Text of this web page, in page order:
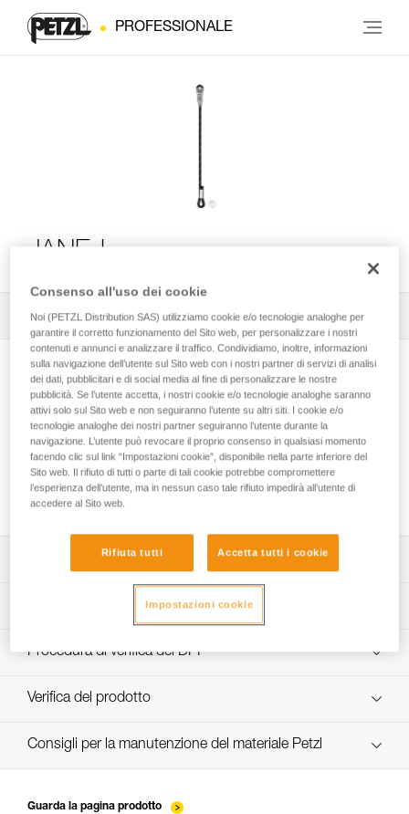
PROFESSIONALE
JANE-I
Tutti i consigli tecnici 1 Filtro
Realizzare un cordino Y con un cordino
JANE o PROGRESS ADJUST-I con nodo
Scarica la scheda tecnica (PDF)
Technical Notice
App per il controllo e la manutenzione dei DPI
Procedura di verifica del DPI
verif-EPI-longe-corde-non-reglable-procedure-IT
Verifica del prodotto
verif-EPI-longe-corde-non-reglable-suivi-IT
Consigli per la manutenzione del materiale Petzl
Guarda la pagina prodotto
Consenso all'uso dei cookie
Noi (PETZL Distribution SAS) utilizziamo cookie e/o tecnologie analoghe per
garantire il corretto funzionamento del Sito web, per personalizzare i nostri
contenuti e annunci e analizzare il traffico. Condividiamo, inoltre, informazioni
sulla navigazione dell’utente sul Sito web con i nostri partner di servizi di analisi
dei dati, pubblicitari e di social media al fine di personalizzare le nostre
pubblicità. Se l’utente accetta, i nostri cookie e/o tecnologie analoghe saranno
attivi solo sul Sito web e non seguiranno l’utente su altri siti. I cookie e/o
tecnologie analoghe dei nostri partner seguiranno l’utente durante la
navigazione. L’utente può revocare il proprio consenso in qualsiasi momento
facendo clic sul link “Impostazioni cookie”, disponibile nella parte inferiore del
Sito web. Il rifiuto di tutti o parte di tali cookie potrebbe compromettere
l’esperienza dell’utente, ma in nessun caso tale rifiuto impedirà all’utente di
accedere al Sito web.
Rifiuta tutti Accetta tutti i cookie
Impostazioni cookie